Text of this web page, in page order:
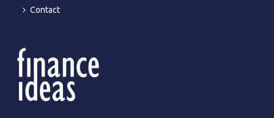
Contact